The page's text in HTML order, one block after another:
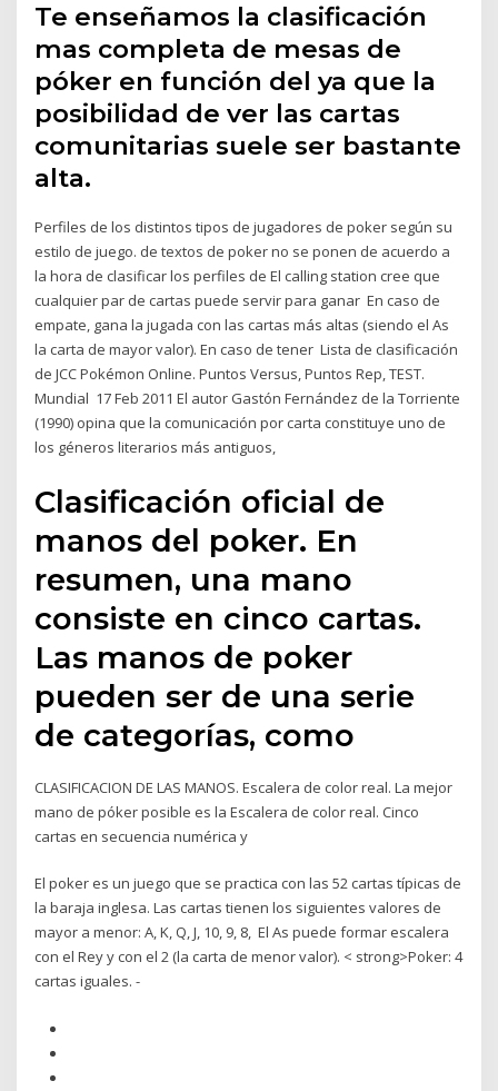
Te enseñamos la clasificación
mas completa de mesas de
póker en función del ya que la
posibilidad de ver las cartas
comunitarias suele ser bastante
alta.
Perfiles de los distintos tipos de jugadores de poker según su
estilo de juego. de textos de poker no se ponen de acuerdo a
la hora de clasificar los perfiles de El calling station cree que
cualquier par de cartas puede servir para ganar En caso de
empate, gana la jugada con las cartas más altas (siendo el As
la carta de mayor valor). En caso de tener Lista de clasificación
de JCC Pokémon Online. Puntos Versus, Puntos Rep, TEST.
Mundial 17 Feb 2011 El autor Gastón Fernández de la Torriente
(1990) opina que la comunicación por carta constituye uno de
los géneros literarios más antiguos,
Clasificación oficial de
manos del poker. En
resumen, una mano
consiste en cinco cartas.
Las manos de poker
pueden ser de una serie
de categorías, como
CLASIFICACION DE LAS MANOS. Escalera de color real. La mejor
mano de póker posible es la Escalera de color real. Cinco
cartas en secuencia numérica y
El poker es un juego que se practica con las 52 cartas típicas de
la baraja inglesa. Las cartas tienen los siguientes valores de
mayor a menor: A, K, Q, J, 10, 9, 8, El As puede formar escalera
con el Rey y con el 2 (la carta de menor valor). < strong>Poker: 4
cartas iguales. -